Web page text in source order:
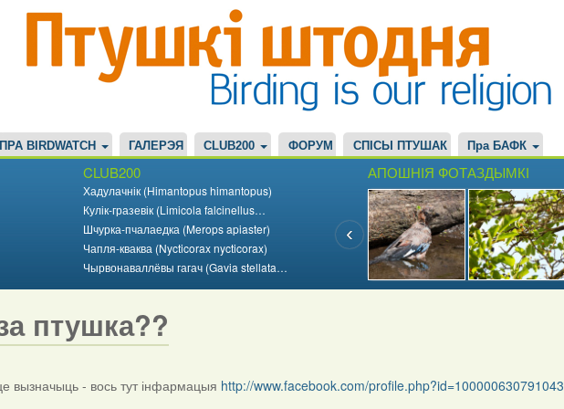
ПРА BIRDWATCH ГАЛЕРЭЯ CLUB200 ФОРУМ СПІСЫ ПТУШАК Пра БАФК
CLUB200
Хадулачнік (Himantopus himantopus)
Кулік-гразевік (Limicola falcinellus…
Шчурка-пчалаедка (Merops apiaster)
Чапля-кваква (Nycticorax nycticorax)
Чырвонаваллёвы гагач (Gavia stellata…
АПОШНІЯ ФОТАЗДЫМКІ
птушка??
вызначыць - вось тут інфармацыя http://www.facebook.com/profile.php?id=100000630791043